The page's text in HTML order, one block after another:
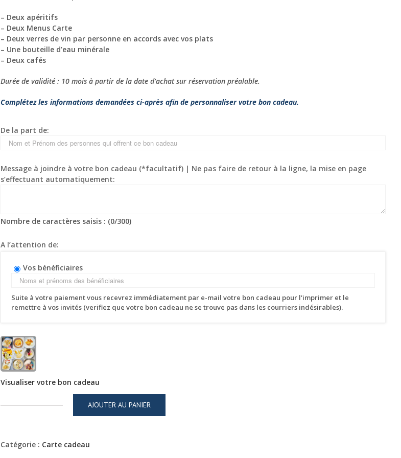
– Deux apéritifs
– Deux Menus Carte
– Deux verres de vin par personne en accords avec vos plats
– Une bouteille d’eau minérale
– Deux cafés
Durée de validité : 10 mois à partir de la date d’achat sur réservation préalable.
Complétez les informations demandées ci-après afin de personnaliser votre bon cadeau.
De la part de:
Message à joindre à votre bon cadeau (*facultatif) | Ne pas faire de retour à la ligne, la mise en page
s’effectuant automatiquement:
Nombre de caractères saisis : (0/300)
A l’attention de:
Vos bénéficiaires
Suite à votre paiement vous recevrez immédiatement par e-mail votre bon cadeau pour l'imprimer et le
remettre à vos invités (verifiez que votre bon cadeau ne se trouve pas dans les courriers indésirables).
Visualiser votre bon cadeau
CARTE
AJOUTER AU PANIER
Catégorie : Carte cadeau